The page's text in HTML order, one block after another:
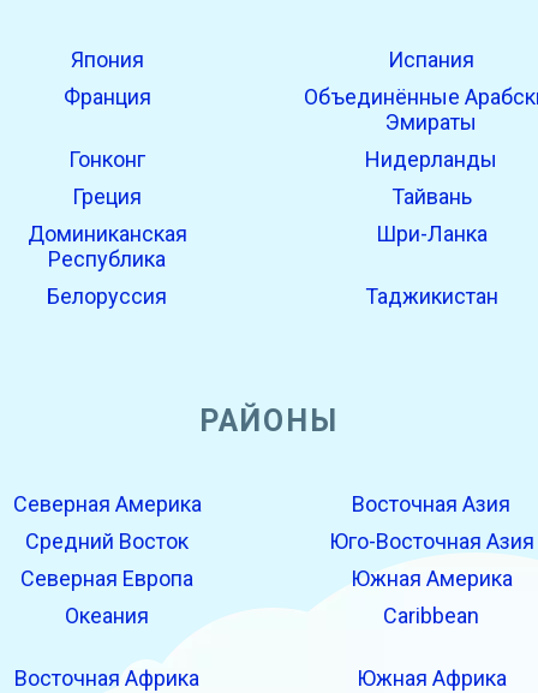
Япония
Испания
Франция
Объединённые
Эмираты
Гонконг
Нидерланды
Греция
Тайвань
Доминиканская
Республика
Шри-Ланка
Белоруссия Таджикистан
РАЙОНЫ
Северная Америка
Восточная Азия
Средний Восток
Юго-Восточная Азия
Северная Европа
Южная Америка
Океания Caribbean
Восточная Африка Южная Африка